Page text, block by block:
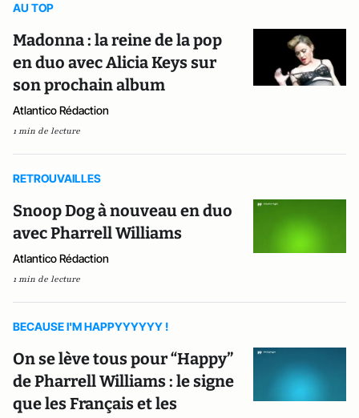
AU TOP
Madonna : la reine de la pop
en duo avec Alicia Keys sur
son prochain album
Atlantico Rédaction
1 min de lecture
RETROUVAILLES
Snoop Dog à nouveau en duo
avec Pharrell Williams
Atlantico Rédaction
1 min de lecture
BECAUSE I'M HAPPYYYYYY !
On se lève tous pour “Happy”
de Pharrell Williams : le signe
que les Français et les